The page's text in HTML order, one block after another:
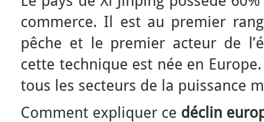
commerce. Il est au premier
pêche et le premier acteur de
cette technique est née en
tous les secteurs de la puissance
Comment expliquer ce déclin